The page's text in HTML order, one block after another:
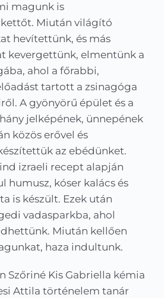
magunk is
Miután világító
hevítettünk, és más
kevergettünk, elmentünk a
ahol a főrabbi,
tartott a zsinagóga
A gyönyörű épület és a
jelképének, ünnepének
közös erővel és
az ebédünket.
izraeli recept alapján
humusz, kóser kalács és
is készült. Ezek után
vadasparkba, ahol
Miután kellően
haza indultunk.
Szőriné Kis Gabriella kémia
Attila történelem tanár